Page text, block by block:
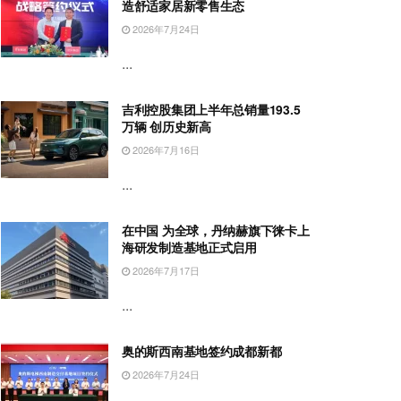
造舒适家居新零售生态
2026年7月24日
...
吉利控股集团上半年总销量193.5
万辆 创历史新高
2026年7月16日
...
在中国 为全球，丹纳赫旗下徕卡上
海研发制造基地正式启用
2026年7月17日
...
奥的斯西南基地签约成都新都
2026年7月24日